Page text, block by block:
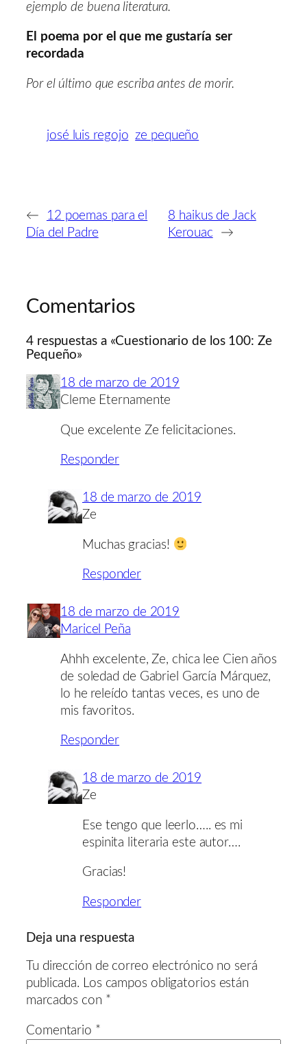
ejemplo de buena literatura.
El poema por el que me gustaría ser
recordada
Por el último que escriba antes de morir.
josé luis regojo ze pequeño
←
12 poemas para el
Día del Padre
8 haikus de Jack
Kerouac
→
Comentarios
4 respuestas a «Cuestionario de los 100: Ze
Pequeño»
18 de marzo de 2019
Cleme Eternamente
Que excelente Ze felicitaciones.
Responder
18 de marzo de 2019
Ze
Muchas gracias!
Responder
18 de marzo de 2019
Maricel Peña
Ahhh excelente, Ze, chica lee Cien años
de soledad de Gabriel García Márquez,
lo he releído tantas veces, es uno de
mis favoritos.
Responder
18 de marzo de 2019
Ze
Ese tengo que leerlo….. es mi
espinita literaria este autor….
Gracias!
Responder
Deja una respuesta
Tu dirección de correo electrónico no será
publicada. Los campos obligatorios están
marcados con *
Comentario *